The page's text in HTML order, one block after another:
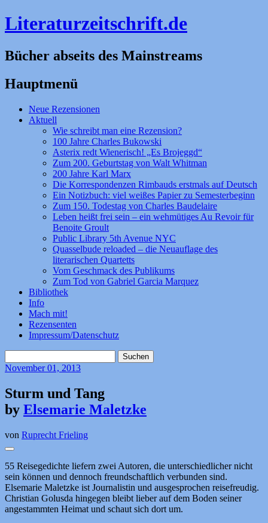
Literaturzeitschrift.de
Bücher abseits des Mainstreams
Hauptmenü
Zum
Inhalt
Neue Rezensionen
Aktuell
Wie schreibt man eine Rezension?
100 Jahre Charles Bukowski
Asterix redt Wienerisch! „Es Brojeggd“
Zum 200. Geburtstag von Walt Whitman
200 Jahre Karl Marx
Die Korrespondenzen Rimbauds erstmals auf Deutsch
Ein Notizbuch: viel weißes Papier zu Semesterbeginn
Zum 150. Todestag von Charles Baudelaire
Leben heißt frei sein – ein wehmütiges Au Revoir für
Benoite Groult
Public Library 5th Avenue NYC
Quasselbude reloaded – die Neuauflage des
literarischen Quartetts
Vom Geschmack des Publikums
Zum Tod von Gabriel Garcia Marquez
Bibliothek
Info
Mach mit!
Rezensenten
Impressum/Datenschutz
nach:
November01, 2013
Sturm und Tang
by Elsemarie Maletzke
von Ruprecht Frieling
55 Reisegedichte liefern zwei Autoren, die unterschiedlicher nicht
sein können und dennoch freundschaftlich verbunden sind.
Elsemarie Maletzke ist Journalistin und ausgesprochen reisefreudig.
Christian Golusda hingegen bleibt lieber auf dem Boden seiner
angestammten Heimat und schaut sich dort um.